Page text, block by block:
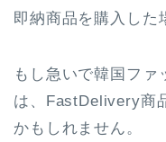
即納商品を購入した
もし急いで韓国ファ
は、FastDelivery商
かもしれません。